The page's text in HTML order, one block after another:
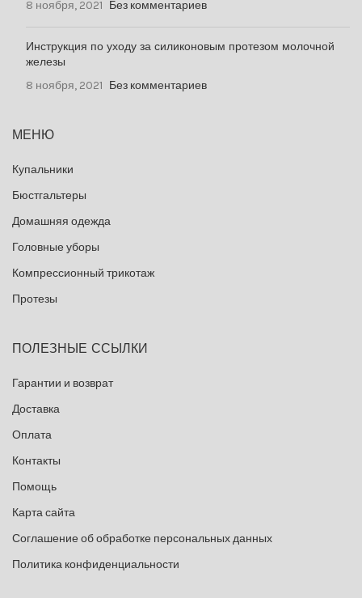
8 ноября, 2021 Без комментариев
Инструкция по уходу за силиконовым протезом молочной
железы
8 ноября, 2021 Без комментариев
МЕНЮ
Купальники
Бюстгальтеры
Домашняя одежда
Головные уборы
Компрессионный трикотаж
Протезы
ПОЛЕЗНЫЕ ССЫЛКИ
Гарантии и возврат
Доставка
Оплата
Контакты
Помощь
Карта сайта
Соглашение об обработке персональных данных
Политика конфиденциальности